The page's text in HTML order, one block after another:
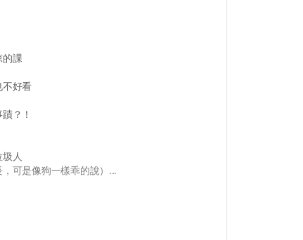
的課
不好看
？！
人
，可是像狗一樣乖的說）...